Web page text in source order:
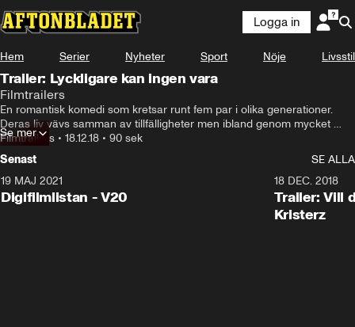
Logga in
Hem Serier Nyheter Sport Nöje Livsstil
Trailer: Lyckligare kan ingen vara
Filmtrailers
En romantisk komedi som kretsar runt fem par i olika generationer.
Deras liv vävs samman av tillfälligheter men ibland genom mycket
avsiktliga val där den gemensamma drivkraften är sökandet efter
kärlek. En film om mänsklighetens främsta gemensamma nämnare:
längtan efter att älska och att bli älskad.
Filmtrailers • 18.12.18 • 90 sek
Se mer
Senast
SE ALLA
19 MAJ 2021
Digifilmlistan - V20
18 DEC. 2018
Trailer: Vill
Kristerz